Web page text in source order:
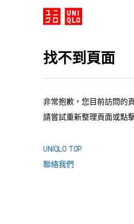
找不到頁面
非常抱歉，您目前訪問的
請嘗試重新整理頁面或點
UNIQLO TOP
聯絡我們